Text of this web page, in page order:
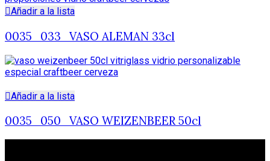
Añadir a la lista
0035_033_VASO ALEMAN 33cl
Añadir a la lista
0035_050_VASO WEIZENBEER 50cl